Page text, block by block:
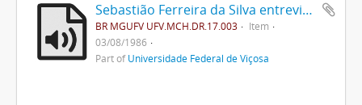
Sebastião Ferreira da Silva entrevistado por seu neto (áudio)
BR MGUFV UFV.MCH.DR.17.003
Item
03/08/1986
Part ofUniversidade Federal de Viçosa